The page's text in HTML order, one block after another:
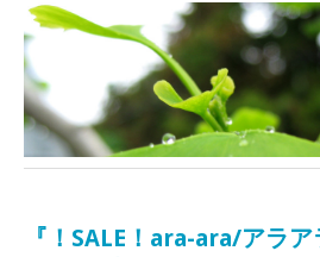
『！SALE！ara-ara/アラ